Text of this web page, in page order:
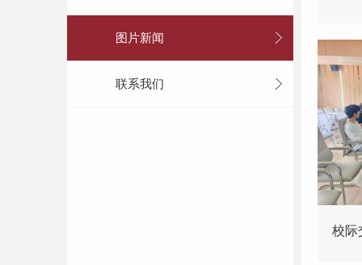
图片新闻
联系我们
校际